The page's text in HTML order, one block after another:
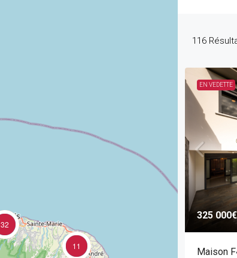
32
11
116
EN VEDETTE
325 000€
Maison